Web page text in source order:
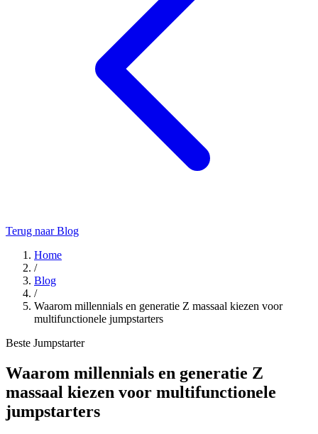
Terug naar Blog
Home
/
Blog
/
Waarom millennials en generatie Z massaal kiezen voor
multifunctionele jumpstarters
Beste Jumpstarter
Waarom millennials en generatie Z
massaal kiezen voor multifunctionele
jumpstarters